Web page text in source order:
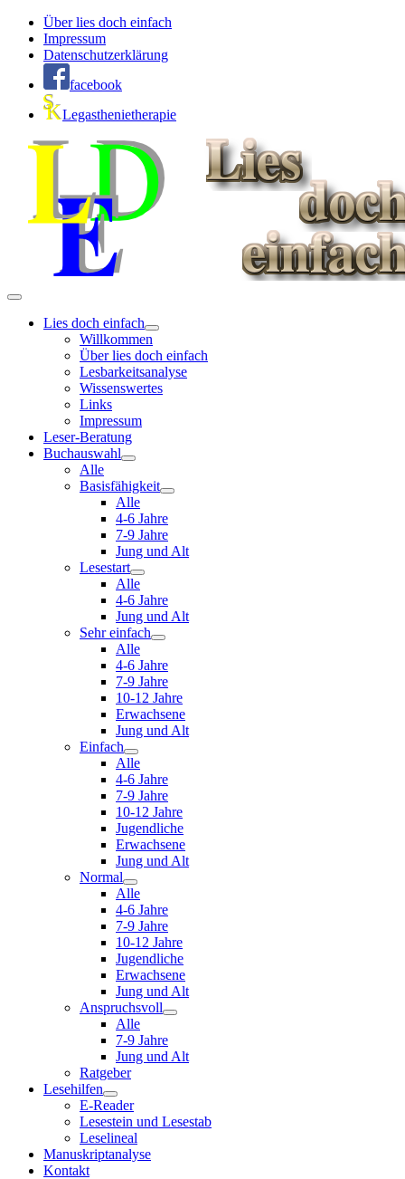
Über lies doch einfach
Impressum
Datenschutzerklärung
facebook
Legasthenietherapie
Lies doch einfach
Willkommen
Über lies doch einfach
Lesbarkeitsanalyse
Wissenswertes
Links
Impressum
Leser-Beratung
Buchauswahl
Alle
Basisfähigkeit
Alle
4-6 Jahre
7-9 Jahre
Jung und Alt
Lesestart
Alle
4-6 Jahre
Jung und Alt
Sehr einfach
Alle
4-6 Jahre
7-9 Jahre
10-12 Jahre
Erwachsene
Jung und Alt
Einfach
Alle
4-6 Jahre
7-9 Jahre
10-12 Jahre
Jugendliche
Erwachsene
Jung und Alt
Normal
Alle
4-6 Jahre
7-9 Jahre
10-12 Jahre
Jugendliche
Erwachsene
Jung und Alt
Anspruchsvoll
Alle
7-9 Jahre
Jung und Alt
Ratgeber
Lesehilfen
E-Reader
Lesestein und Lesestab
Leselineal
Manuskriptanalyse
Kontakt